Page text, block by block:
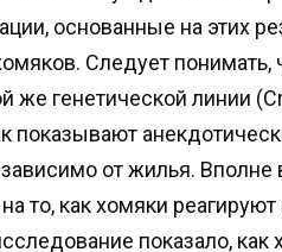
основанные на этих
Следует
же генетической линии
показывают
от жилья.
на то, как хомяки
показало,